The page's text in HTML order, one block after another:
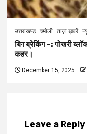
उत्तराखण्ड चमोली ताज़ा ख़बरें
बिग ब्रेकिंग –: पोखरी
कहर।
December 15, 2025
Leave a Reply